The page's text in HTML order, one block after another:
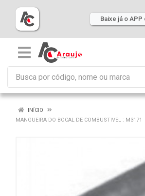
Baixe já o APP
INÍCIO
MANGUEIRA DO BOCAL DE COMBUSTIVEL : M3171